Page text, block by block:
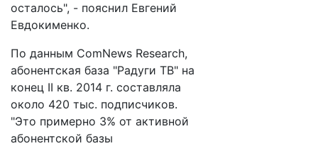
осталось", - пояснил Евгений
Евдокименко.
По данным ComNews Research,
абонентская база "Радуги ТВ" на
конец II кв. 2014 г. составляла
около 420 тыс. подписчиков.
"Это примерно 3% от активной
абонентской базы